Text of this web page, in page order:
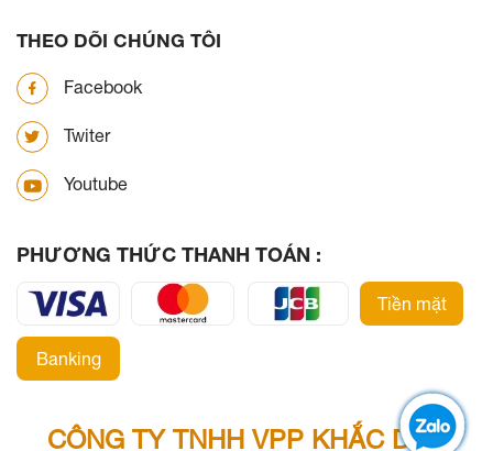
THEO DÕI CHÚNG TÔI
Facebook
Twiter
Youtube
PHƯƠNG THỨC THANH TOÁN :
Tiền mặt
Banking
CÔNG TY TNHH VPP KHẮC DẤU